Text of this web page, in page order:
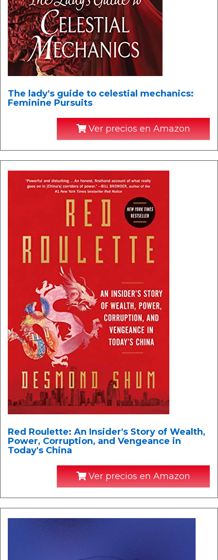
The lady's guide to celestial mechanics:
Feminine Pursuits
Ver precios en Amazon
Red Roulette: An Insider's Story of Wealth,
Power, Corruption, and Vengeance in
Today's China
Ver precios en Amazon